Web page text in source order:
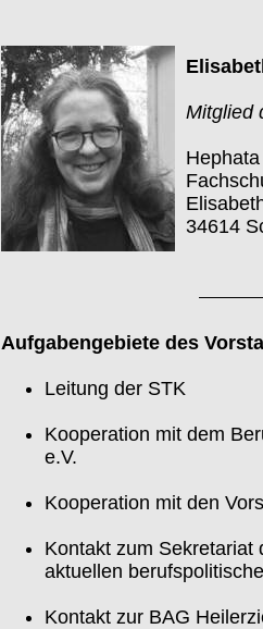
Mitglied
34614
Aufgabengebiete des
Leitung der STK
Kooperation mit dem
e.V.
Kooperation mit den
Kontakt zum Sekretariat
aktuellen
Kontakt zur BAG